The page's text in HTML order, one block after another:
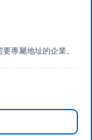
專屬地址的企業。